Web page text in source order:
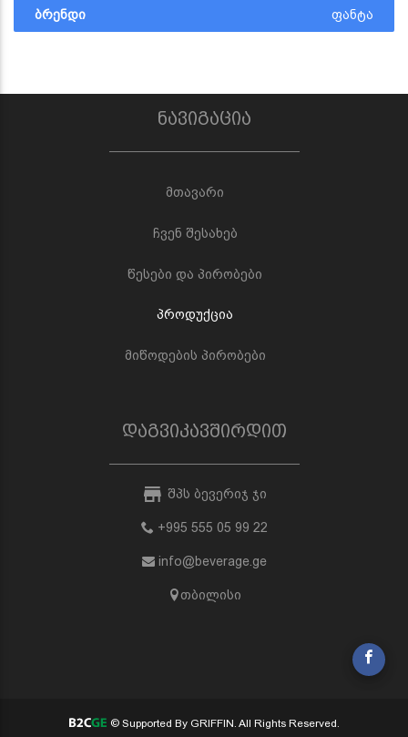
ბრენდი ფანტა
ნავიგაცია
მთავარი
ჩვენ შესახებ
წესები და პირობები
პროდუქცია
მიწოდების პირობები
დაგვიკავშირდით
შპს ბევერიჯ ჯი
+995 555 05 99 22
info@beverage.ge
თბილისი
© Supported By GRIFFIN. All Rights Reserved.